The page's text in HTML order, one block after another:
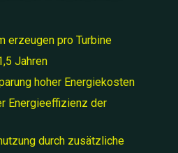
erzeugen pro Turbine
Jahren
hoher Energiekosten
Energieeffizienz der
durch zusätzliche